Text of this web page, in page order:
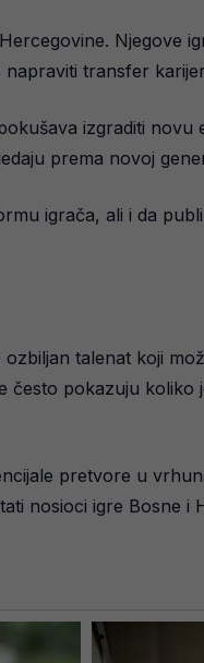
Njegove
transfer
izgraditi
prema novoj
igrača, ali i da
talenat koji
pokazuju koliko
pretvore u
nosioci igre Bosne i